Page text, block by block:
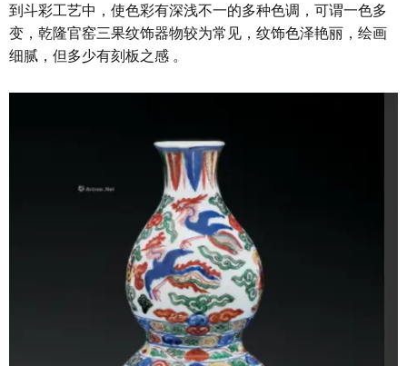
到斗彩工艺中，使色彩有深浅不一的多种色调，可谓一色多
变，乾隆官窑三果纹饰器物较为常见，纹饰色泽艳丽，绘画
细腻，但多少有刻板之感 。